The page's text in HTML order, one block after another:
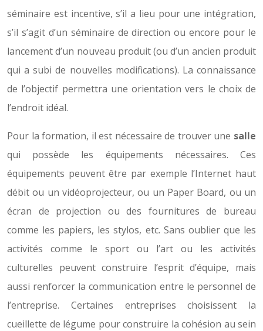
séminaire est incentive, s’il a lieu pour une intégration,
s’il s’agit d’un séminaire de direction ou encore pour le
lancement d’un nouveau produit (ou d’un ancien produit
qui a subi de nouvelles modifications). La connaissance
de l’objectif permettra une orientation vers le choix de
l’endroit idéal.
Pour la formation, il est nécessaire de trouver une salle
qui possède les équipements nécessaires. Ces
équipements peuvent être par exemple l’Internet haut
débit ou un vidéoprojecteur, ou un Paper Board, ou un
écran de projection ou des fournitures de bureau
comme les papiers, les stylos, etc. Sans oublier que les
activités comme le sport ou l’art ou les activités
culturelles peuvent construire l’esprit d’équipe, mais
aussi renforcer la communication entre le personnel de
l’entreprise. Certaines entreprises choisissent la
cueillette de légume pour construire la cohésion au sein